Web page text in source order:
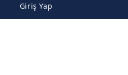
Giriş Yap